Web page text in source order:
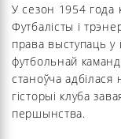
У сезон 1954 года
Футбалісты і
права выступаць у
футбольнай
станоўча адбілася
гісторыі клуба
першынства.